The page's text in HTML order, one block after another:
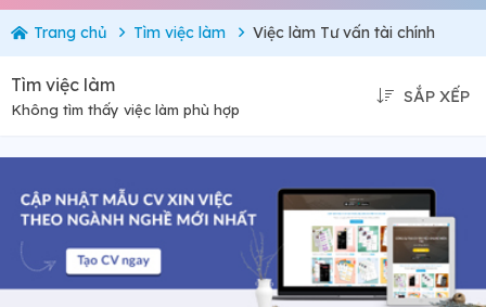
Trang chủ Tìm việc làm Việc làm Tư vấn tài chính
Tìm việc làm
Không tìm thấy việc làm phù hợp
SẮP XẾP